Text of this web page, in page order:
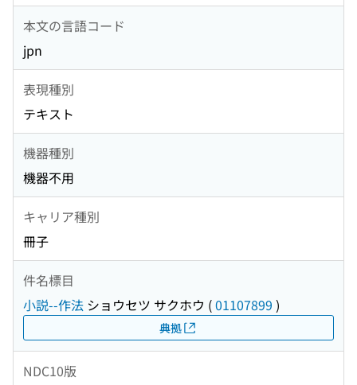
本文の言語コード
jpn
表現種別
テキスト
機器種別
機器不用
キャリア種別
冊子
件名標目
小説--作法 ショウセツ サクホウ (01107899 )
典拠
NDC10版